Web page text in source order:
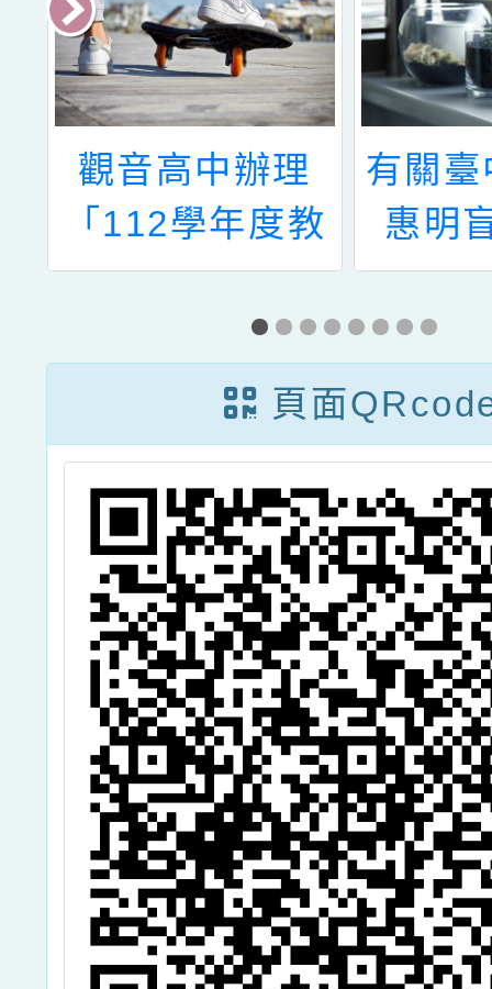
觀音高中辦理
「112學年度教
育優先區親職教
育講座~孩子的
叛逆，其實都是
想求助，陪著孩
子一起談心說
愛」活動訊息
有關
惠明
「112
生說
活動
校視
名參
頁面